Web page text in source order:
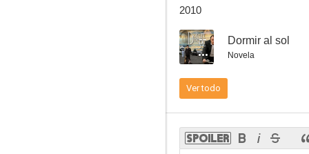
2010
-- Dormir al sol
Novela
Ver todo